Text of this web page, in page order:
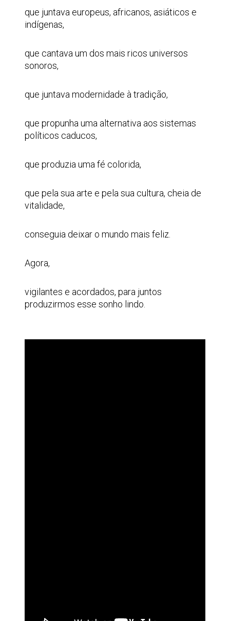
que juntava europeus, africanos, asiáticos e
indígenas,
que cantava um dos mais ricos universos
sonoros,
que juntava modernidade à tradição,
que propunha uma alternativa aos sistemas
políticos caducos,
que produzia uma fé colorida,
que pela sua arte e pela sua cultura, cheia de
vitalidade,
conseguia deixar o mundo mais feliz.
Agora,
vigilantes e acordados, para juntos
produzirmos esse sonho lindo.